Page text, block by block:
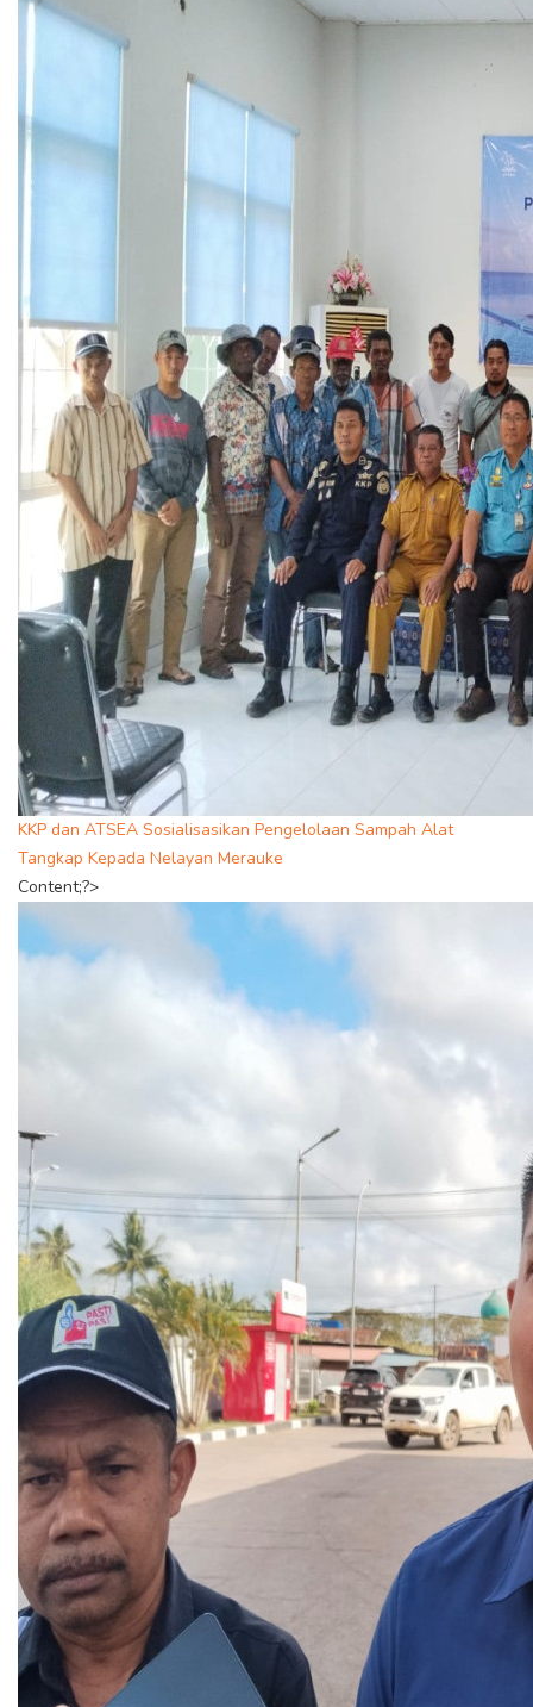
KKP dan ATSEA Sosialisasikan Pengelolaan Sampah Alat
Tangkap Kepada Nelayan Merauke
Content;?>